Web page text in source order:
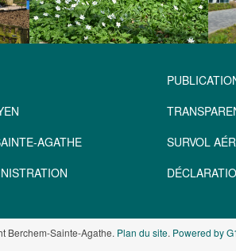
AGATHE
SURVOL
Berchem-Sainte-Agathe. Plan du site. Powered by